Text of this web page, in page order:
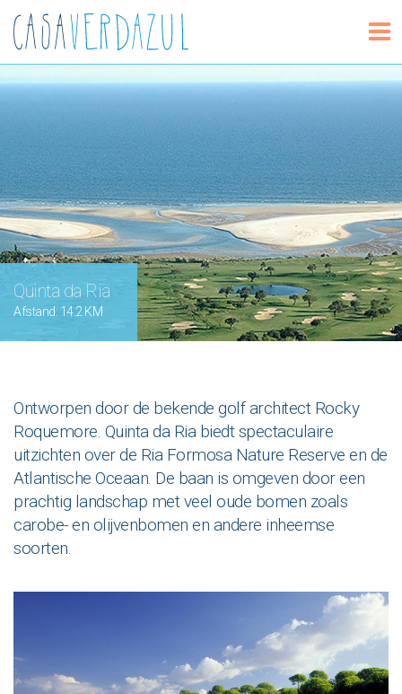
Quinta da Ria
Afstand: 14.2 KM
Ontworpen door de bekende golf architect Rocky
Roquemore. Quinta da Ria biedt spectaculaire
uitzichten over de Ria Formosa Nature Reserve en de
Atlantische Oceaan. De baan is omgeven door een
prachtig landschap met veel oude bomen zoals
carobe- en olijvenbomen en andere inheemse
soorten.